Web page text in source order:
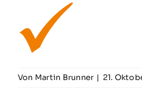
Über uns
Von Martin Brunner | 21.